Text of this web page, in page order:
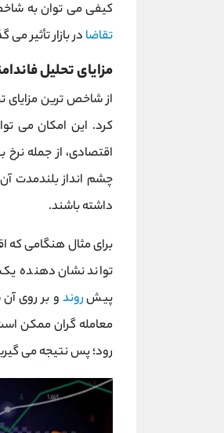
کیفی می توان به
تقاضا در بازار تأثیر می‌
مزایای تحلیل
از شاخص ترین مزایای
کرد. این امکان می
اقتصادی، از جمله
چشم انداز بلندمدت
داشته باشند.
برای مثال هنگامی که
تواند نشان دهنده
پیشروند و بر روی آن
معامله گران ممکن
رود؛ پس نتیجه می